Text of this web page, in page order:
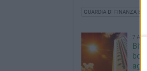
GUARDIA DI FINANZA
7